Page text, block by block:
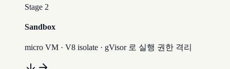
Stage 2
Sandbox
micro VM · V8 isolate · gVisor 로 실행 권한 격리